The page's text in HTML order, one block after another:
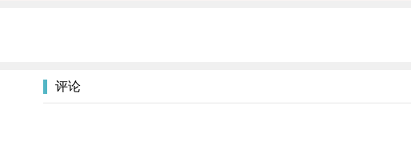
评论